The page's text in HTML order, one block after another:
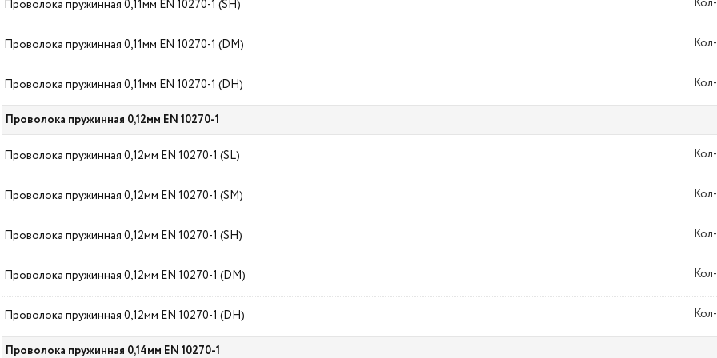
Проволока пружинная 0,11мм EN 10270-1 (SH)
Проволока пружинная 0,11мм EN 10270-1 (DM)
Проволока пружинная 0,11мм EN 10270-1 (DH)
Проволока пружинная 0,12мм EN 10270-1
Проволока пружинная 0,12мм EN 10270-1 (SL)
Проволока пружинная 0,12мм EN 10270-1 (SM)
Проволока пружинная 0,12мм EN 10270-1 (SH)
Проволока пружинная 0,12мм EN 10270-1 (DM)
Проволока пружинная 0,12мм EN 10270-1 (DH)
Проволока пружинная 0,14мм EN 10270-1